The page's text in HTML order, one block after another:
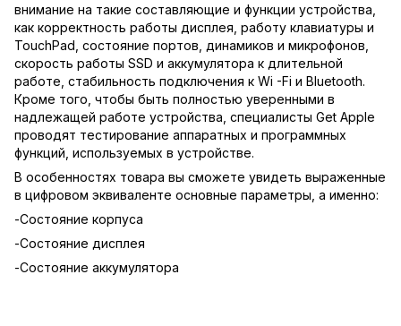
внимание на такие составляющие и функции устройства,
как корректность работы дисплея, работу клавиатуры и
TouchPad, состояние портов, динамиков и микрофонов,
скорость работы SSD и аккумулятора к длительной
работе, стабильность подключения к Wi -Fi и Bluetooth.
Кроме того, чтобы быть полностью уверенными в
надлежащей работе устройства, специалисты Get Apple
проводят тестирование аппаратных и программных
функций, используемых в устройстве.
В особенностях товара вы сможете увидеть выраженные
в цифровом эквиваленте основные параметры, а именно:
-Состояние корпуса
-Состояние дисплея
-Состояние аккумулятора